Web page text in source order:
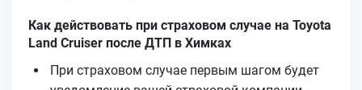
Как действовать при страховом случае на Toyota
Land Cruiser после ДТП в Химках
При страховом случае первым шагом будет